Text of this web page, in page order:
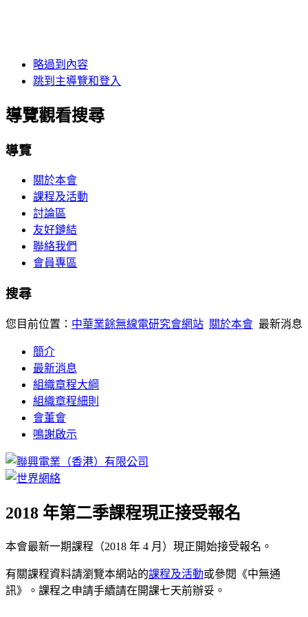
略過到內容
跳到主導覽和登入
導覽觀看搜尋
導覽
關於本會
課程及活動
討論區
友好鏈結
聯絡我們
會員專區
搜尋
您目前位置： 中華業餘無線電研究會網站 關於本會 最新消息
簡介
最新消息
組織章程大綱
組織章程細則
會董會
鳴謝啟示
2018 年第二季課程現正接受報名
本會最新一期課程（2018 年 4 月）現正開始接受報名。
有關課程資料請瀏覽本網站的課程及活動或參閱《中無通
訊》。課程之申請手續請在開課七天前辦妥。